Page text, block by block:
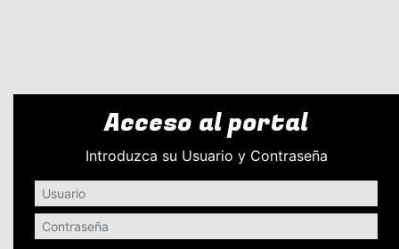
Acceso al portal
Introduzca su Usuario y Contraseña